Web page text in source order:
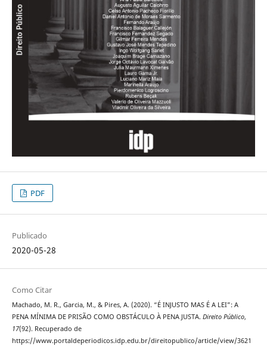
PDF
Publicado
2020-05-28
Como Citar
Machado, M. R., Garcia, M., & Pires, A. (2020). “É INJUSTO MAS É A LEI”: A
PENA MÍNIMA DE PRISÃO COMO OBSTÁCULO À PENA JUSTA. Direito Público,
17(92). Recuperado de
https://www.portaldeperiodicos.idp.edu.br/direitopublico/article/view/3621